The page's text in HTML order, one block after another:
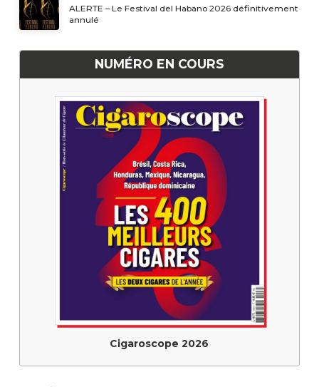
ALERTE – Le Festival del Habano 2026 définitivement
annulé
NUMÉRO EN COURS
Cigaroscope 2026